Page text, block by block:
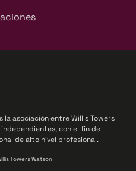
la asociación entre Willis Towers
con el fin de
de alto nivel profesional.
Towers Watson